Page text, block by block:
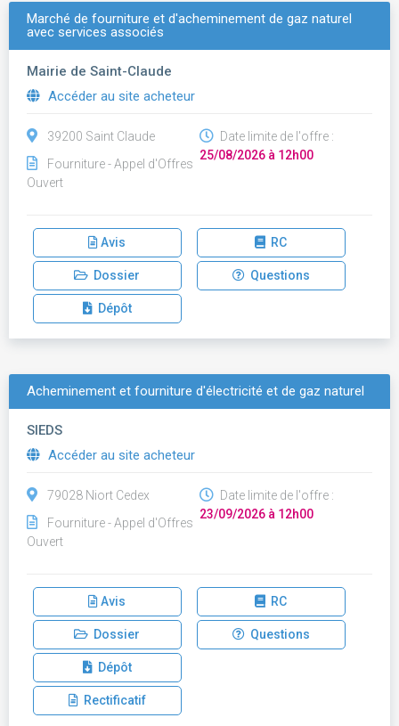
Marché de fourniture et d'acheminement de gaz naturel
avec services associés
Mairie de Saint-Claude
Accéder au site acheteur
39200 Saint Claude
Fourniture - Appel d'Offres
Ouvert
Date limite de l'offre :
25/08/2026 à 12h00
Avis RC
Dossier Questions
Dépôt
Acheminement et fourniture d'électricité et de gaz naturel
SIEDS
Accéder au site acheteur
79028 Niort Cedex
Fourniture - Appel d'Offres
Ouvert
Date limite de l'offre :
23/09/2026 à 12h00
Avis RC
Dossier Questions
Dépôt
Rectificatif